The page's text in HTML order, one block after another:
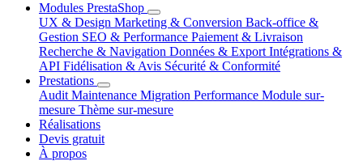
Modules PrestaShop
UX & Design Marketing & Conversion Back-office &
Gestion SEO & Performance Paiement & Livraison
Recherche & Navigation Données & Export Intégrations &
API Fidélisation & Avis Sécurité & Conformité
Prestations
Audit Maintenance Migration Performance Module sur-
mesure Thème sur-mesure
Réalisations
Devis gratuit
À propos